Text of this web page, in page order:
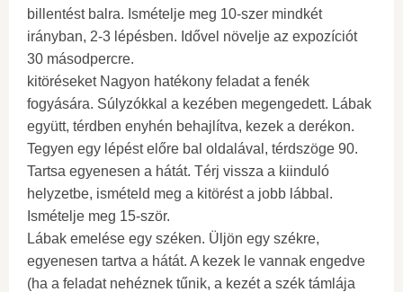
billentést balra. Ismételje meg 10-szer mindkét
irányban, 2-3 lépésben. Idővel növelje az expozíciót
30 másodpercre.
kitöréseket Nagyon hatékony feladat a fenék
fogyására. Súlyzókkal a kezében megengedett. Lábak
együtt, térdben enyhén behajlítva, kezek a derékon.
Tegyen egy lépést előre bal oldalával, térdszöge 90.
Tartsa egyenesen a hátát. Térj vissza a kiinduló
helyzetbe, ismételd meg a kitörést a jobb lábbal.
Ismételje meg 15-ször.
Lábak emelése egy széken. Üljön egy székre,
egyenesen tartva a hátát. A kezek le vannak engedve
(ha a feladat nehéznek tűnik, a kezét a szék támlája